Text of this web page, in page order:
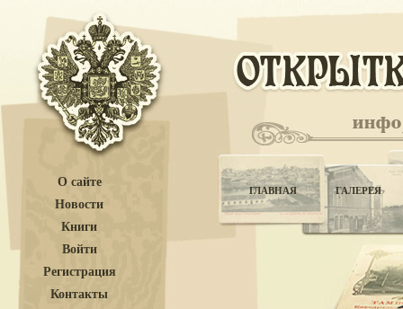
О сайте
Новости
Книги
Войти
Регистрация
Контакты
ГЛАВНАЯ ГАЛЕРЕЯ